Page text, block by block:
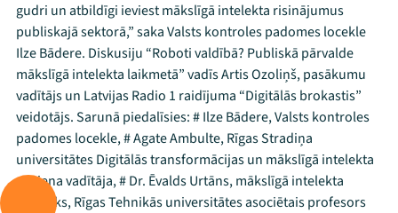
gudri un atbildīgi ieviest mākslīgā intelekta risinājumus
publiskajā sektorā,” saka Valsts kontroles padomes locekle
Ilze Bādere. Diskusiju “Roboti valdībā? Publiskā pārvalde
mākslīgā intelekta laikmetā” vadīs Artis Ozoliņš, pasākumu
vadītājs un Latvijas Radio 1 raidījuma “Digitālās brokastis”
veidotājs. Sarunā piedalīsies: # Ilze Bādere, Valsts kontroles
padomes locekle, # Agate Ambulte, Rīgas Stradiņa
universitātes Digitālās transformācijas un mākslīgā intelekta
virziena vadītāja, # Dr. Ēvalds Urtāns, mākslīgā intelekta
pētnieks, Rīgas Tehnikās universitātes asociētais profesors